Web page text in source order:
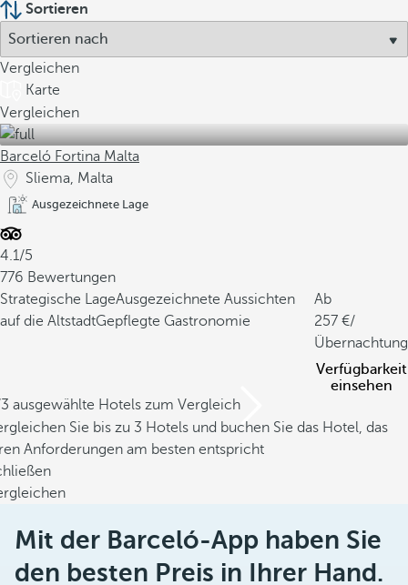
Sortieren
Vergleichen
Karte
Vergleichen
Barceló Fortina Malta
Sliema, Malta
Ausgezeichnete Lage
4.1/5
776 Bewertungen
Strategische LageAusgezeichnete Aussichten
auf die AltstadtGepflegte Gastronomie
Ab
257
/
Übernachtung
Verfügbarkeit
einsehen
ausgewählte Hotels zum Vergleich
Sie bis zu 3 Hotels und buchen Sie das Hotel, das
Anforderungen am besten entspricht
Mit der Barceló-App haben Sie
den besten Preis in Ihrer Hand.